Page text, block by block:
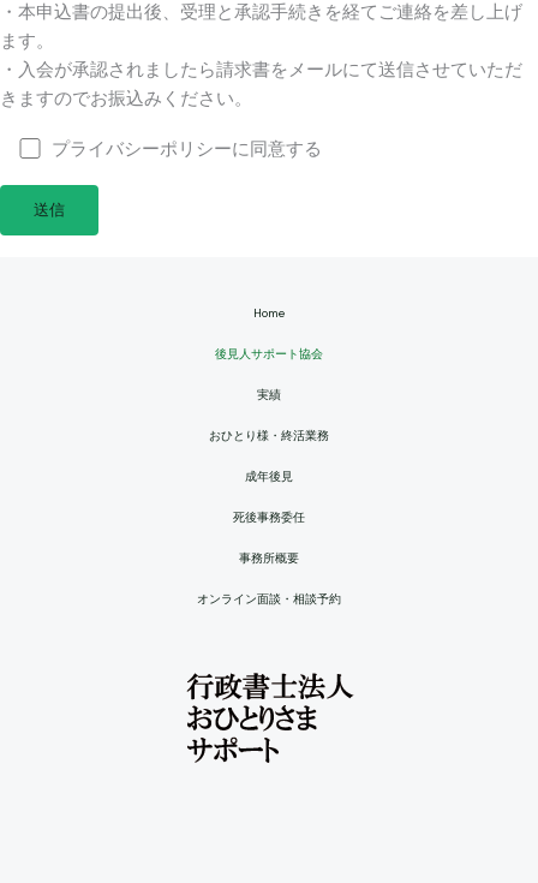
・本申込書の提出後、受理と承認手続きを経てご連絡を差し上げ
ます。
・入会が承認されましたら請求書をメールにて送信させていただ
きますのでお振込みください。
プライバシーポリシーに同意する
Home
後見人サポート協会
実績
おひとり様・終活業務
成年後見
死後事務委任
事務所概要
オンライン面談・相談予約